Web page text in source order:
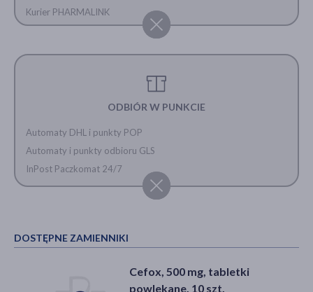
Kurier PHARMALINK
ODBIÓR W PUNKCIE
Automaty DHL i punkty POP
Automaty i punkty odbioru GLS
InPost Paczkomat 24/7
DOSTĘPNE ZAMIENNIKI
Cefox, 500 mg, tabletki
powlekane, 10 szt.